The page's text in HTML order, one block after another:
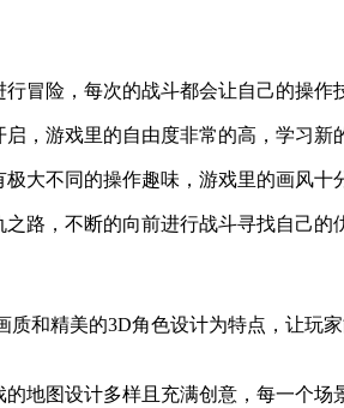
冒险，每次的战斗都会让自己的操作
，游戏里的自由度非常的高，学习新
大不同的操作趣味，游戏里的画风十
路，不断的向前进行战斗寻找自己的
质和精美的3D角色设计为特点，让玩
地图设计多样且充满创意，每一个